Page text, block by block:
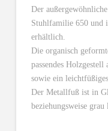
Der
Stuhlfamilie 650 und
erhältlich.
Die organisch
passendes
sowie ein
Der Metallfuß ist in
beziehungsweise